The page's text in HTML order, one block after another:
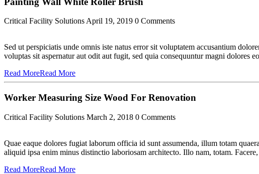
Critical Facility SolutionsApril 19, 2019 0 Comments
Sed ut perspiciatis unde omnis iste natus error sit voluptatem accusantium
voluptas sit aspernatur aut odit aut fugit, sed quia consequuntur magni dolores
Read MoreRead More
Worker Measuring Size Wood For Renovation
Critical Facility Solutions March 2, 2018 0 Comments
Quae eaque dolores fugiat laborum officia id sunt assumenda, illum totam
aliquid ipsa enim minus distinctio laboriosam architecto. Illo nam, totam.
Read MoreRead More